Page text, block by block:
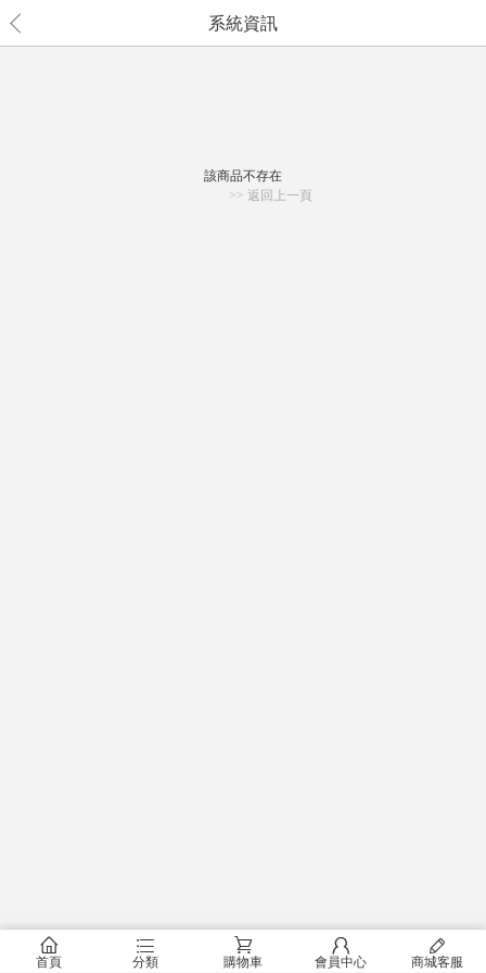
系統資訊
該商品不存在
>> 返回上一頁
󰂠
首頁
󰂦
分類
󰂟
購物車
󰂢
會員中心
󰄦
商城客服